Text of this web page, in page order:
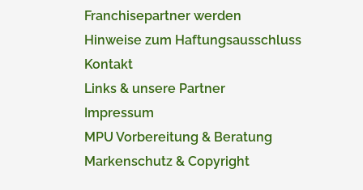
Franchisepartner werden
Hinweise zum Haftungsausschluss
Kontakt
Links & unsere Partner
Impressum
MPU Vorbereitung & Beratung
Markenschutz & Copyright